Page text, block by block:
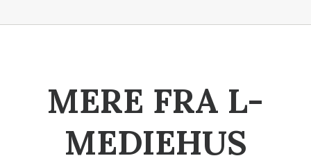
MERE FRA L-
MEDIEHUS